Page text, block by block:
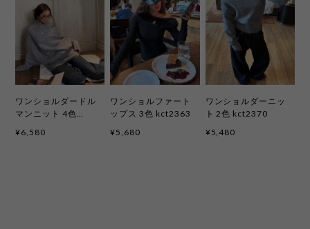
ワンショルダードル
マンニット 4色
¥6,580
ワンショルファート
ップス 3色 kct2363
¥5,680
ワンショルダーニッ
ト 2色 kct2370
¥5,480